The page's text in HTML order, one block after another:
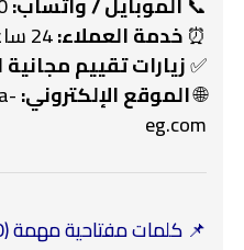
⏰خدمة العملاء:
✅زيارات تقييم مجانية
🌐الموقع الإلكتروني:
eg.com
📌 كلمات مفتاحية مهمة (SEO):